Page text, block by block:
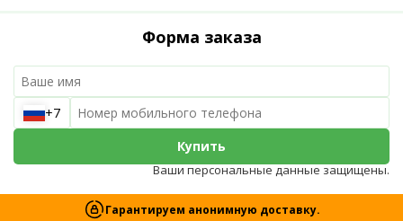
Форма заказа
+7
Купить
Ваши персональные данные защищены.
Гарантируем анонимную доставку.